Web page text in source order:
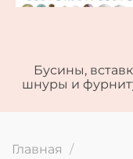
Бусины,
шнуры и
Главная